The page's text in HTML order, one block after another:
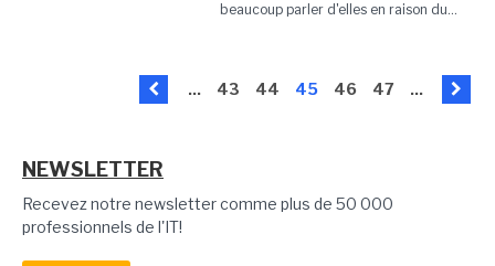
beaucoup parler d'elles en raison du...
... 43 44 45 46 47 ...
NEWSLETTER
Recevez notre newsletter comme plus de 50 000
professionnels de l'IT!